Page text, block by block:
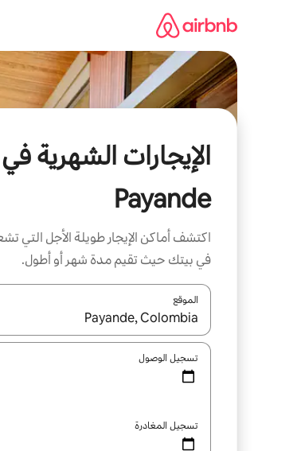
الإيجارات الشهرية في
Payande
اكتشف أماكن الإيجار طويلة الأجل التي
في بيتك حيث تقيم مدة شهر أو أطول.
الموقع
عند توفر النتائج، انتقل باستخدام
تسجيل الوصول
تسجيل المغادرة